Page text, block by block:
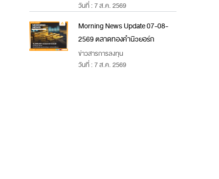
วันที่ : 7 ส.ค. 2569
Morning News Update 07-08-
2569 ตลาดทองคำนิวยอร์ก
ข่าวสารการลงทุน
วันที่ : 7 ส.ค. 2569